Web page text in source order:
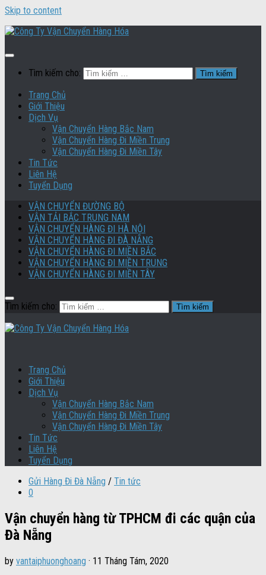
Skip to content
Tìm kiếm cho:
Trang Chủ
Giới Thiệu
Dịch Vụ
Vận Chuyển Hàng Bắc Nam
Vận Chuyển Hàng Đi Miền Trung
Vận Chuyển Hàng Đi Miền Tây
Tin Tức
Liên Hệ
Tuyển Dụng
VẬN CHUYỂN ĐƯỜNG BỘ
VẬN TẢI BẮC TRUNG NAM
VẬN CHUYỂN HÀNG ĐI HÀ NỘI
VẬN CHUYỂN HÀNG ĐI ĐÀ NẴNG
VẬN CHUYỂN HÀNG ĐI MIỀN BẮC
VẬN CHUYỂN HÀNG ĐI MIỀN TRUNG
VẬN CHUYỂN HÀNG ĐI MIỀN TÂY
Tìm kiếm cho:
Trang Chủ
Giới Thiệu
Dịch Vụ
Vận Chuyển Hàng Bắc Nam
Vận Chuyển Hàng Đi Miền Trung
Vận Chuyển Hàng Đi Miền Tây
Tin Tức
Liên Hệ
Tuyển Dụng
Gửi Hàng Đi Đà Nẵng / Tin tức
0
Vận chuyển hàng từ TPHCM đi các quận của
Đà Nẵng
by vantaiphuonghoang · 11 Tháng Tám, 2020